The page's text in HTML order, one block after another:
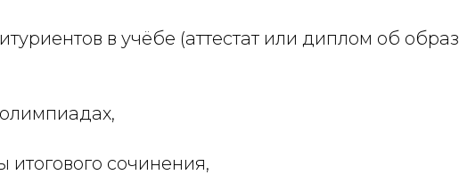
в учёбе (аттестат или диплом об
олимпиадах,
итогового сочинения,